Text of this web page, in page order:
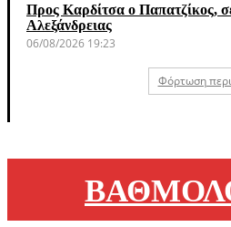
Προς Καρδίτσα ο Παπατζίκος,
Αλεξάνδρειας
06/08/2026 19:23
Φόρτωση